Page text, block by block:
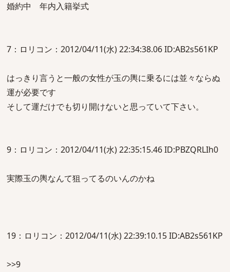
婚約中 年内入籍挙式
7：ロリコン：2012/04/11(水) 22:34:38.06 ID:AB2s561KP
はっきり言うと一般の女性が玉の輿に乗るには並々ならぬ
運が必要です
そして運だけでも切り開けないと思っていて下さい。
9：ロリコン：2012/04/11(水) 22:35:15.46 ID:PBZQRLIh0
実際玉の輿なんて狙ってるのいんのかね
19：ロリコン：2012/04/11(水) 22:39:10.15 ID:AB2s561KP
>>9